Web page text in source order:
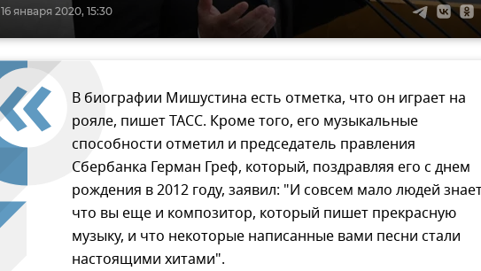
16 января 2020, 15:30
В биографии Мишустина есть отметка, что он играет на
рояле, пишет ТАСС. Кроме того, его музыкальные
способности отметил и председатель правления
Сбербанка Герман Греф, который, поздравляя его с днем
рождения в 2012 году, заявил: "И совсем мало людей
что вы еще и композитор, который пишет прекрасную
музыку, и что некоторые написанные вами песни стали
настоящими хитами".